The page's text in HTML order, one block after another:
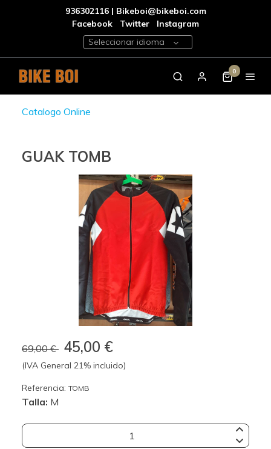
936302116 | Bikeboi@bikeboi.com
Facebook
Twitter
Instagram
Seleccionar idioma
0
Catalogo Online
GUAK TOMB
69,00 € 45,00 €
(IVA General 21% incluido)
Referencia: TOMB
Talla: M